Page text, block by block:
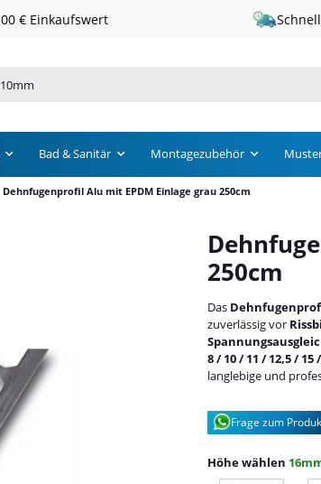
Schneller Versand · 1 – 3 Werktage
Bad & Sanitär Montagezubehör
Dehnfugenprofil Alu mit EPDM Einlage grau 250cm
250cm
Das
zuverlässig vor
8 / 10 / 11 / 12,5 / 15
langlebige und
Frage zum
Höhe wählen